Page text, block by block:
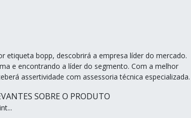
etiqueta bopp, descobrirá a empresa líder do mercado.
e encontrando a líder do segmento. Com a melhor
assertividade com assessoria técnica especializada.
SOBRE O PRODUTO